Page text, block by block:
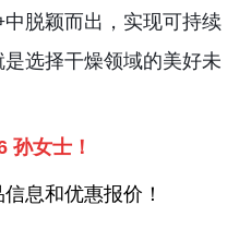
脱颖而出，实现可持续
选择干燥领域的美好未
孙女士！
息和优惠报价！